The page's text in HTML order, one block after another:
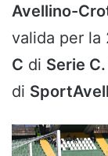
Avellino-
valida per la
C di Serie C.
di